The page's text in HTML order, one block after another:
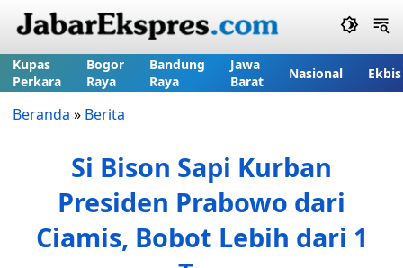
Kupas
Perkara
Bogor
Raya
Bandung
Raya
Jawa
Barat
Nasional Ekbis
Beranda » Berita
Si Bison Sapi Kurban
Presiden Prabowo dari
Ciamis, Bobot Lebih dari 1